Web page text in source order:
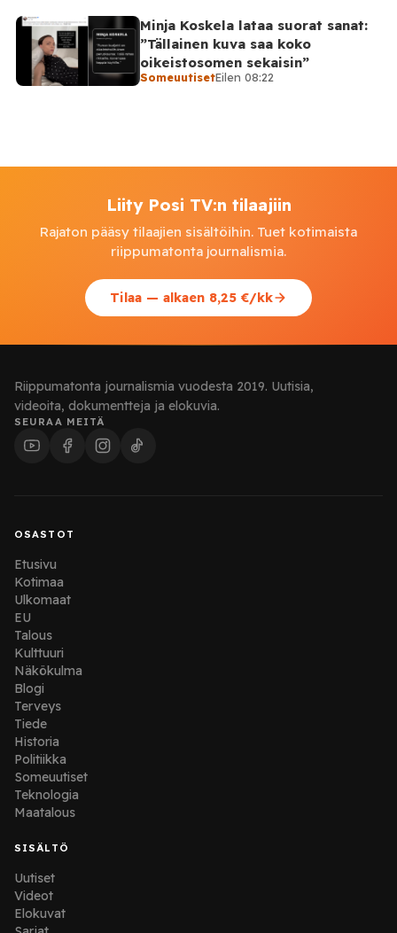
Minja Koskela lataa suorat sanat:
”Tällainen kuva saa koko
oikeistosomen sekaisin”
SomeuutisetEilen 08:22
Liity Posi TV:n tilaajiin
Rajaton pääsy tilaajien sisältöihin. Tuet kotimaista
riippumatonta journalismia.
Tilaa — alkaen 8,25 €/kk
Riippumatonta journalismia vuodesta 2019. Uutisia,
videoita, dokumentteja ja elokuvia.
SEURAA MEITÄ
OSASTOT
Etusivu
Kotimaa
Ulkomaat
EU
Talous
Kulttuuri
Näkökulma
Blogi
Terveys
Tiede
Historia
Politiikka
Someuutiset
Teknologia
Maatalous
SISÄLTÖ
Uutiset
Videot
Elokuvat